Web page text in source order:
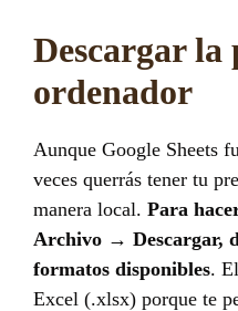
Descargar
ordenador
Aunque Google Sheets
veces querrás tener tu
manera local. Para
Archivo → Descargar,
formatos disponibles.
Excel (.xlsx) porque te